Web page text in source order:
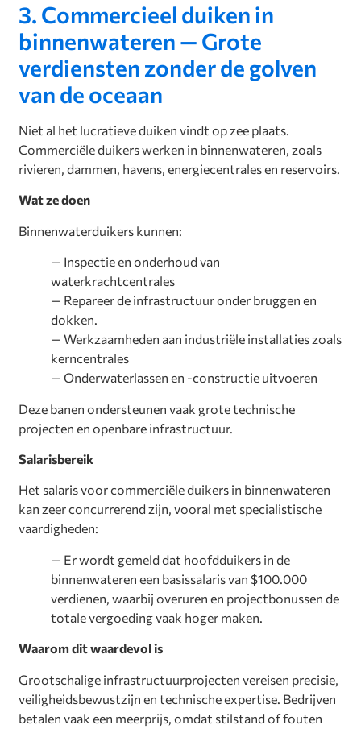
3. Commercieel duiken in
binnenwateren — Grote
verdiensten zonder de golven
van de oceaan
Niet al het lucratieve duiken vindt op zee plaats.
Commerciële duikers werken in binnenwateren, zoals
rivieren, dammen, havens, energiecentrales en reservoirs.
Wat ze doen
Binnenwaterduikers kunnen:
— Inspectie en onderhoud van
waterkrachtcentrales
— Repareer de infrastructuur onder bruggen en
dokken.
— Werkzaamheden aan industriële installaties zoals
kerncentrales
— Onderwaterlassen en -constructie uitvoeren
Deze banen ondersteunen vaak grote technische
projecten en openbare infrastructuur.
Salarisbereik
Het salaris voor commerciële duikers in binnenwateren
kan zeer concurrerend zijn, vooral met specialistische
vaardigheden:
— Er wordt gemeld dat hoofdduikers in de
binnenwateren een basissalaris van $100.000
verdienen, waarbij overuren en projectbonussen de
totale vergoeding vaak hoger maken.
Waarom dit waardevol is
Grootschalige infrastructuurprojecten vereisen precisie,
veiligheidsbewustzijn en technische expertise. Bedrijven
betalen vaak een meerprijs, omdat stilstand of fouten